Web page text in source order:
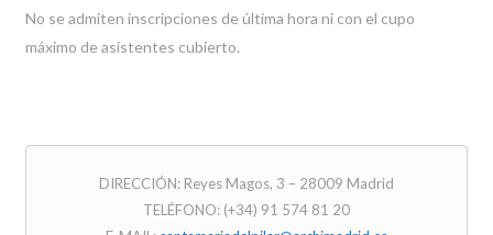
No se admiten inscripciones de última hora ni con el cupo
máximo de asistentes cubierto.
DIRECCIÓN: Reyes Magos, 3 – 28009 Madrid
TELÉFONO: (+34) 91 574 81 20